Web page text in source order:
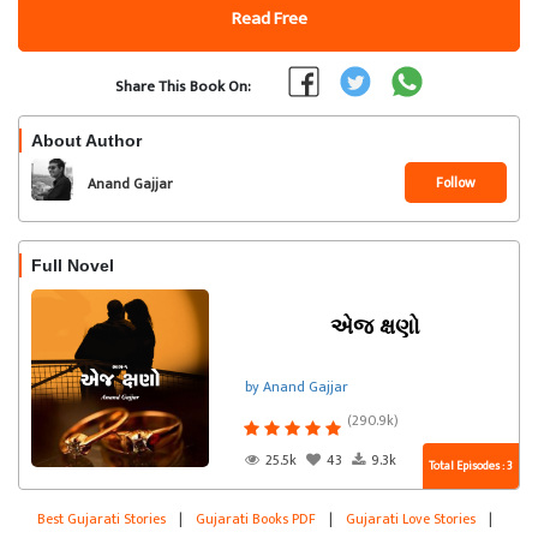
Read Free
Share This Book On:
About Author
Anand Gajjar Follow
Full Novel
એજ ક્ષણો
by Anand Gajjar
(290.9k)
25.5k
43 9.3k Total Episodes : 3
Best Gujarati Stories | Gujarati Books PDF | Gujarati Love Stories |